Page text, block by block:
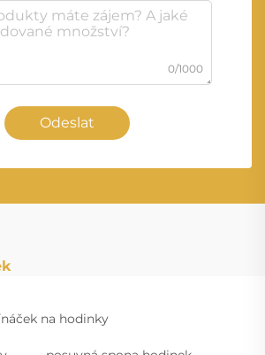
0/1000
Odeslat
na hodinky